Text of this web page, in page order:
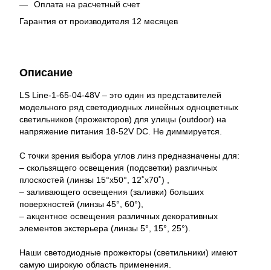
Оплата на расчетный счет
Гарантия от производителя 12 месяцев
Описание
LS Line-1-65-04-48V – это один из представителей
модельного ряд светодиодных линейных одноцветных
светильников (прожекторов) для улицы (outdoor) на
напряжение питания 18-52V DC. Не диммируется.
С точки зрения выбора углов линз предназначены для:
– скользящего освещения (подсветки) различных
плоскостей (линзы 15°x50°, 12˚x70˚) ,
– заливающего освещения (заливки) больших
поверхностей (линзы 45°, 60°),
– акцентное освещения различных декоративных
элементов экстерьера (линзы 5°, 15°, 25°).
Наши светодиодные прожекторы (светильники) имеют
самую широкую область применения.